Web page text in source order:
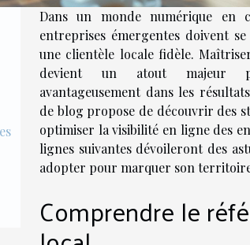
Dans un monde numérique en
entreprises émergentes doivent
une clientèle locale fidèle.
devient un atout majeur
avantageusement dans les
de blog propose de découvrir des
optimiser la visibilité en ligne des
lignes suivantes dévoileront des
adopter pour marquer son
Comprendre le